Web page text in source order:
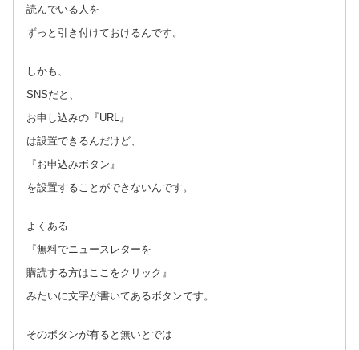
読んでいる人を
ずっと引き付けておけるんです。
しかも、
SNSだと、
お申し込みの『URL』
は設置できるんだけど、
『お申込みボタン』
を設置することができないんです。
よくある
『無料でニュースレターを
購読する方はここをクリック』
みたいに文字が書いてあるボタンです。
そのボタンが有ると無いとでは